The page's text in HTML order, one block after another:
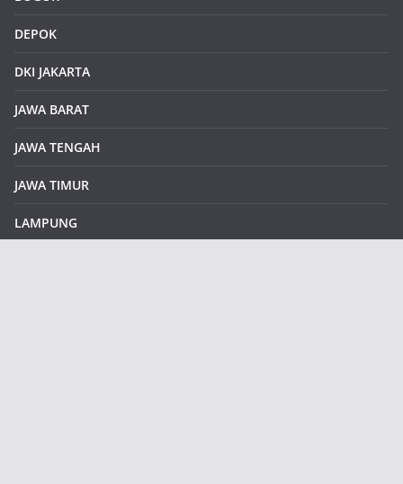
DEPOK
DKI JAKARTA
JAWA BARAT
JAWA TENGAH
JAWA TIMUR
LAMPUNG